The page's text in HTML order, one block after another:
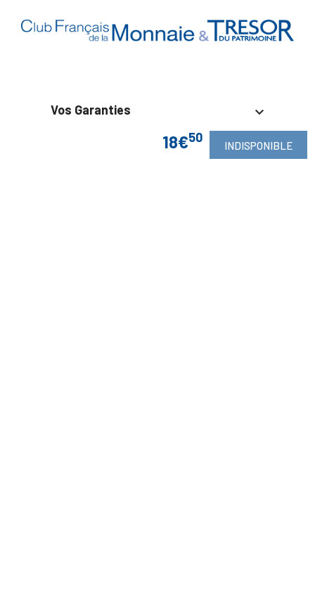
18€50
INDISPONIBLE
Vos Garanties 
